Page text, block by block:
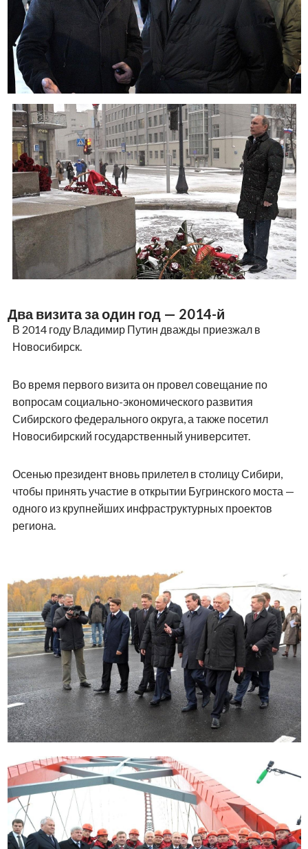
Два визита за один год — 2014-й
В 2014 году Владимир Путин дважды приезжал в
Новосибирск.
Во время первого визита он провел совещание по
вопросам социально-экономического развития
Сибирского федерального округа, а также посетил
Новосибирский государственный университет.
Осенью президент вновь прилетел в столицу Сибири,
чтобы принять участие в открытии Бугринского моста —
одного из крупнейших инфраструктурных проектов
региона.